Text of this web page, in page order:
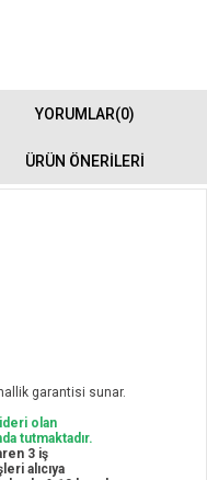
YORUMLAR(0)
ÜRÜN ÖNERILERI
garantisi sunar.
olan
tutmaktadır.
3 iş
alıcıya